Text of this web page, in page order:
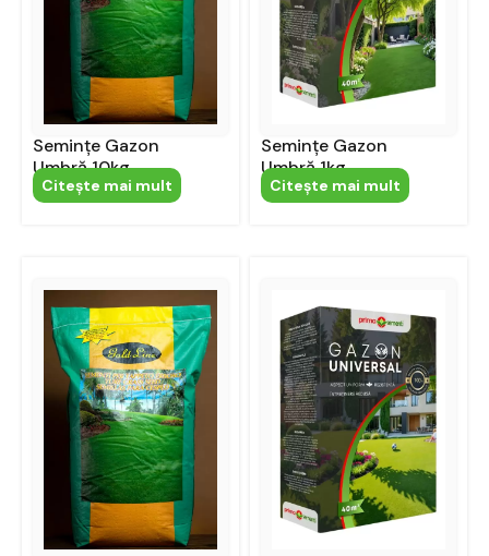
Semințe Gazon
Umbră 10kg
Citeşte mai mult
Semințe Gazon
Umbră 1kg
Citeşte mai mult